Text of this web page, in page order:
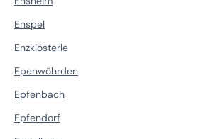
Enspel
Enzklösterle
Epenwöhrden
Epfenbach
Epfendorf